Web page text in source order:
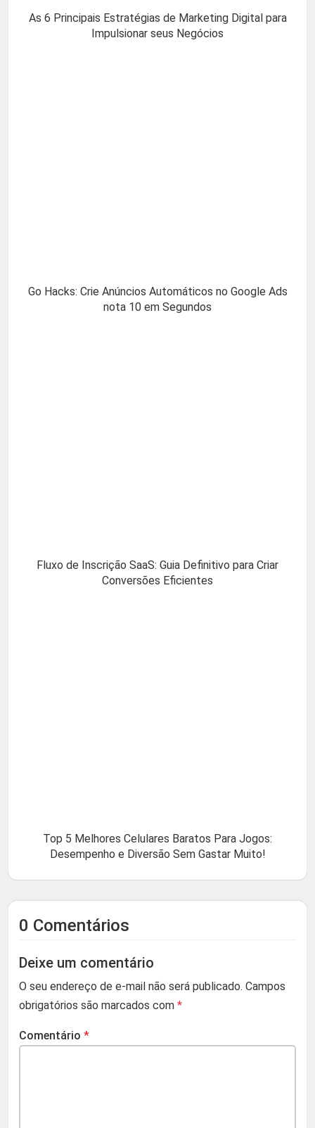
As 6 Principais Estratégias de Marketing Digital para
Impulsionar seus Negócios
Go Hacks: Crie Anúncios Automáticos no Google Ads
nota 10 em Segundos
Fluxo de Inscrição SaaS: Guia Definitivo para Criar
Conversões Eficientes
Top 5 Melhores Celulares Baratos Para Jogos:
Desempenho e Diversão Sem Gastar Muito!
0 Comentários
Deixe um comentário
O seu endereço de e-mail não será publicado. Campos
obrigatórios são marcados com *
Comentário *